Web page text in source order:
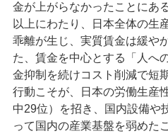
金が上がらなかったことにあ
以上にわたり、日本全体の生
乖離が生じ、実質賃金は緩や
た、賃金を中心とする「人へ
金抑制を続けコスト削減で短
行動こそが、日本の労働生産
中29位）を招き、国内設備や
って国内の産業基盤を弱めた